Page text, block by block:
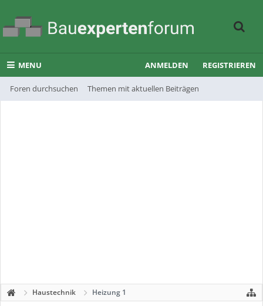
MENU
Foren durchsuchen Themen mit aktuellen Beiträgen
ANMELDEN REGISTRIEREN
Haustechnik Heizung 1